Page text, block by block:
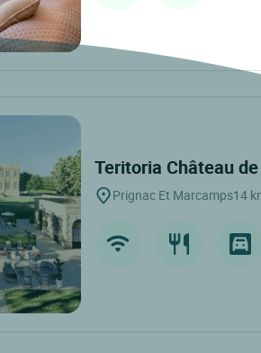
Teritoria Château
Prignac Et Marcamps14